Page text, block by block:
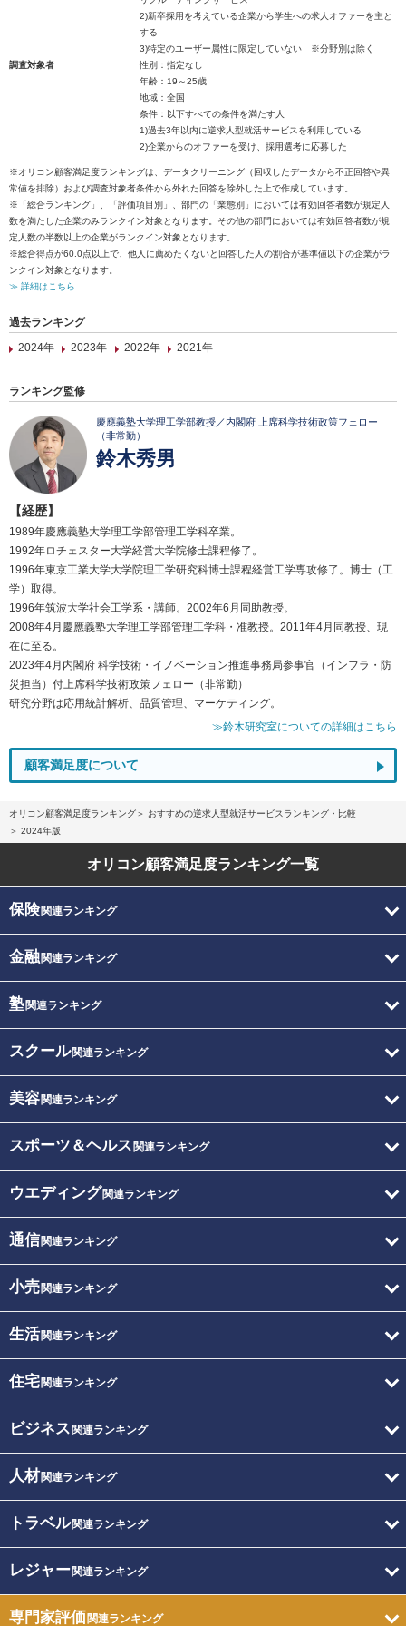
2)新卒採用を考えている企業から学生への求人オファーを主と
する
3)特定のユーザー属性に限定していない ※分野別は除く
調査対象者
性別：指定なし
年齢：19～25歳
地域：全国
条件：以下すべての条件を満たす人
1)過去3年以内に逆求人型就活サービスを利用している
2)企業からのオファーを受け、採用選考に応募した
※オリコン顧客満足度ランキングは、データクリーニング（回収したデータから不正回答や異
常値を排除）および調査対象者条件から外れた回答を除外した上で作成しています。
※「総合ランキング」、「評価項目別」、部門の「業態別」においては有効回答者数が規定人
数を満たした企業のみランクイン対象となります。その他の部門においては有効回答者数が規
定人数の半数以上の企業がランクイン対象となります。
※総合得点が60.0点以上で、他人に薦めたくないと回答した人の割合が基準値以下の企業がラ
ンクイン対象となります。
≫ 詳細はこちら
過去ランキング
2024年
2023年 2022年 2021年
ランキング監修
慶應義塾大学理工学部教授／内閣府 上席科学技術政策フェロー
（非常勤）
鈴木秀男
【経歴】
1989年慶應義塾大学理工学部管理工学科卒業。
1992年ロチェスター大学経営大学院修士課程修了。
1996年東京工業大学大学院理工学研究科博士課程経営工学専攻修了。博士（工
学）取得。
1996年筑波大学社会工学系・講師。2002年6月同助教授。
2008年4月慶應義塾大学理工学部管理工学科・准教授。2011年4月同教授、現
在に至る。
2023年4月内閣府 科学技術・イノベーション推進事務局参事官（インフラ・防
災担当）付上席科学技術政策フェロー（非常勤）
研究分野は応用統計解析、品質管理、マーケティング。
≫鈴木研究室についての詳細はこちら
顧客満足度について
オリコン顧客満足度ランキング
おすすめの逆求人型就活サービスランキング・比較
2024年版
オリコン顧客満足度ランキング一覧
保険関連ランキング
金融関連ランキング
塾関連ランキング
スクール関連ランキング
美容関連ランキング
スポーツ＆ヘルス 関連ランキング
ウエディング関連ランキング
通信関連ランキング
小売関連ランキング
生活関連ランキング
住宅関連ランキング
ビジネス 関連ランキング
人材関連ランキング
トラベル関連ランキング
レジャー関連ランキング
専門家評価関連ランキング